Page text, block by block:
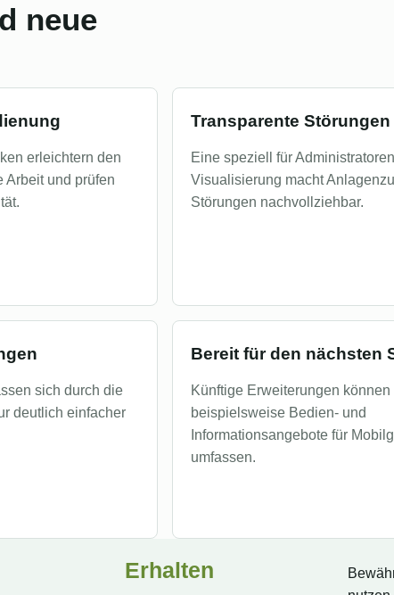
neue
erleichtern den
Arbeit und prüfen
Transparente Störungen
Eine speziell für
Visualisierung macht
Störungen nachvollziehbar.
sich durch die
deutlich einfacher
Bereit für den nächsten
Künftige Erweiterungen können
beispielsweise Bedien- und
Informationsangebote für
umfassen.
Erhalten